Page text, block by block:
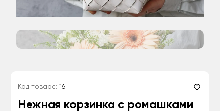
Код товара: 16
Нежная корзинка с ромашками